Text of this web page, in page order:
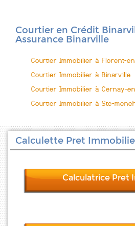
Courtier en Crédit
Assurance Binarville
Courtier Immobilier à Florent-
Courtier Immobilier à Binarville
Courtier Immobilier à Cernay-
Courtier Immobilier à Ste-
Calculette Pret
Calculatrice Pret